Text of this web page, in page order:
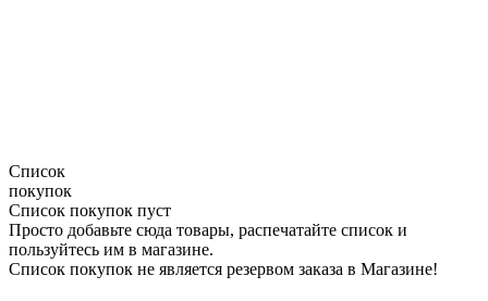
Список
покупок
Список покупок пуст
Просто добавьте сюда товары, распечатайте список и
пользуйтесь им в магазине.
Список покупок не является резервом заказа в Магазине!